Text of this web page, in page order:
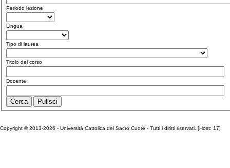
Periodo lezione
Lingua
Tipo di laurea
Titolo del corso
Docente
Copyright © 2013-2026 - Università Cattolica del Sacro Cuore - Tutti i diritti riservati. [Host: 17]